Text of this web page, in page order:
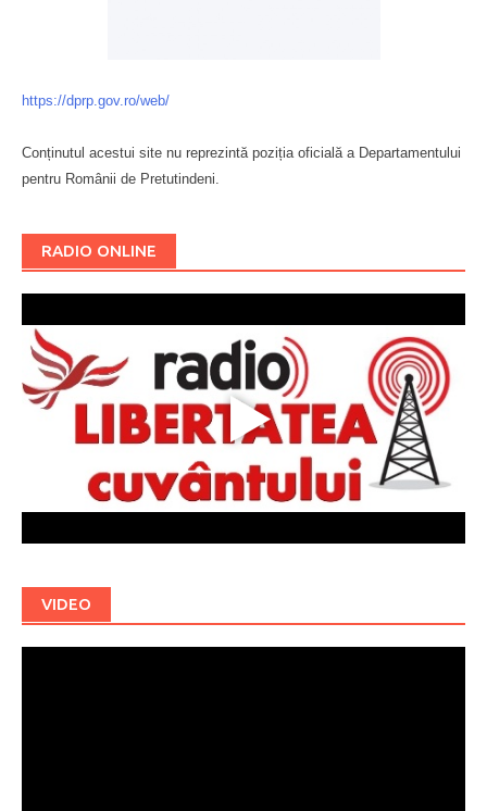
https://dprp.gov.ro/web/
Conținutul acestui site nu reprezintă poziția oficială a Departamentului
pentru Românii de Pretutindeni.
RADIO ONLINE
VIDEO